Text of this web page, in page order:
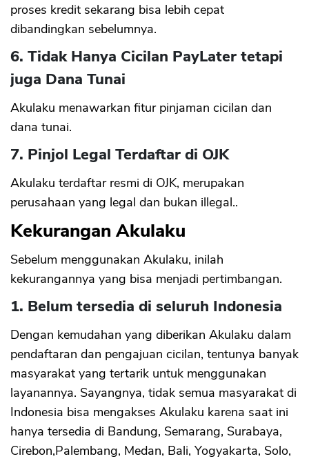
proses kredit sekarang bisa lebih cepat
dibandingkan sebelumnya.
6. Tidak Hanya Cicilan PayLater tetapi
juga Dana Tunai
Akulaku menawarkan fitur pinjaman cicilan dan
dana tunai.
7. Pinjol Legal Terdaftar di OJK
Akulaku terdaftar resmi di OJK, merupakan
perusahaan yang legal dan bukan illegal..
Kekurangan Akulaku
Sebelum menggunakan Akulaku, inilah
kekurangannya yang bisa menjadi pertimbangan.
1. Belum tersedia di seluruh Indonesia
Dengan kemudahan yang diberikan Akulaku dalam
pendaftaran dan pengajuan cicilan, tentunya banyak
masyarakat yang tertarik untuk menggunakan
layanannya. Sayangnya, tidak semua masyarakat di
Indonesia bisa mengakses Akulaku karena saat ini
hanya tersedia di Bandung, Semarang, Surabaya,
Cirebon,Palembang, Medan, Bali, Yogyakarta, Solo,